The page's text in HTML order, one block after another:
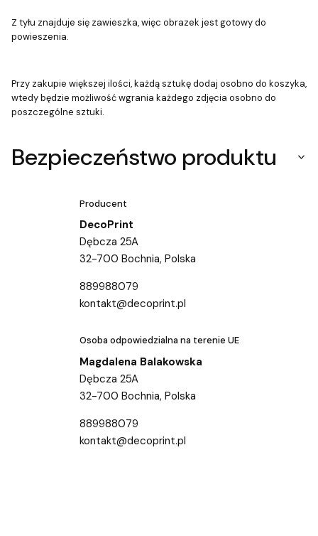
Z tyłu znajduje się zawieszka, więc obrazek jest gotowy do
powieszenia.
Przy zakupie większej ilości, każdą sztukę dodaj osobno do koszyka,
wtedy będzie możliwość wgrania każdego zdjęcia osobno do
poszczególne sztuki.
Bezpieczeństwo produktu
Producent
DecoPrint
Dębcza 25A
32-700 Bochnia, Polska
889988079
kontakt@decoprint.pl
Osoba odpowiedzialna na terenie UE
Magdalena Balakowska
Dębcza 25A
32-700 Bochnia, Polska
889988079
kontakt@decoprint.pl